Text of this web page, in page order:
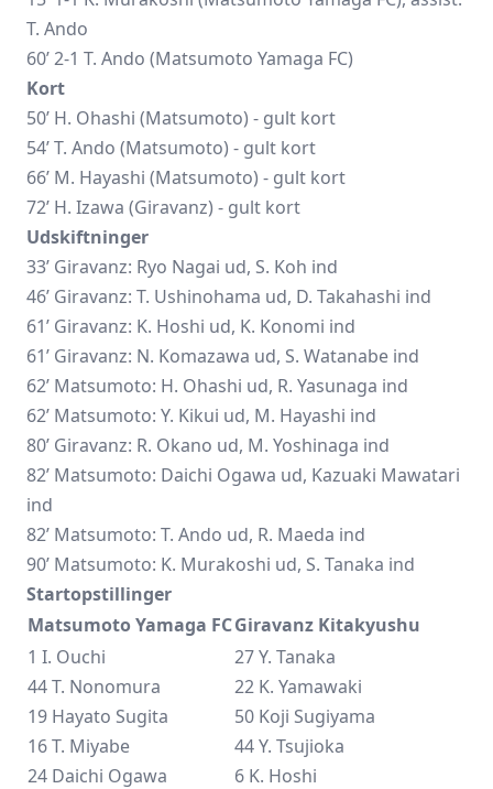
T. Ando
60’ 2-1 T. Ando (Matsumoto Yamaga FC)
Kort
50’ H. Ohashi (Matsumoto) - gult kort
54’ T. Ando (Matsumoto) - gult kort
66’ M. Hayashi (Matsumoto) - gult kort
72’ H. Izawa (Giravanz) - gult kort
Udskiftninger
33’ Giravanz: Ryo Nagai ud, S. Koh ind
46’ Giravanz: T. Ushinohama ud, D. Takahashi ind
61’ Giravanz: K. Hoshi ud, K. Konomi ind
61’ Giravanz: N. Komazawa ud, S. Watanabe ind
62’ Matsumoto: H. Ohashi ud, R. Yasunaga ind
62’ Matsumoto: Y. Kikui ud, M. Hayashi ind
80’ Giravanz: R. Okano ud, M. Yoshinaga ind
82’ Matsumoto: Daichi Ogawa ud, Kazuaki Mawatari
ind
82’ Matsumoto: T. Ando ud, R. Maeda ind
90’ Matsumoto: K. Murakoshi ud, S. Tanaka ind
Startopstillinger
Matsumoto Yamaga FCGiravanz Kitakyushu
1 I. Ouchi
44 T. Nonomura
19 Hayato Sugita
16 T. Miyabe
24 Daichi Ogawa
27 Y. Tanaka
22 K. Yamawaki
50 Koji Sugiyama
44 Y. Tsujioka
6 K. Hoshi